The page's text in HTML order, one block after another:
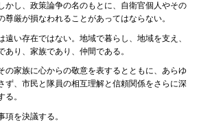
かし、政策論争の名のもとに、自衛官個人やその
厳が損なわれることがあってはならない。
い存在ではない。地域で暮らし、地域を支え、
り、家族であり、仲間である。
の家族に心からの敬意を表するとともに、あらゆ
ず、市民と隊員の相互理解と信頼関係をさらに深
。
を決議する。